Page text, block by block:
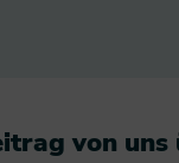
von uns